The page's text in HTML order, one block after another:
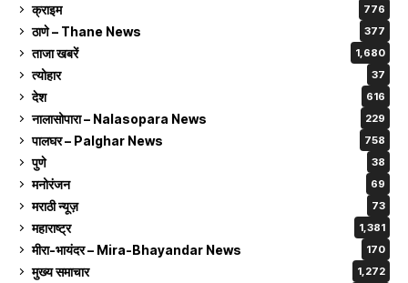
क्राइम 776
ठाणे – Thane News 377
ताजा खबरें 1,680
त्योहार 37
देश 616
नालासोपारा – Nalasopara News 229
पालघर – Palghar News 758
पुणे 38
मनोरंजन 69
मराठी न्यूज़ 73
महाराष्ट्र 1,381
मीरा-भायंदर – Mira-Bhayandar News 170
मुख्य समाचार 1,272